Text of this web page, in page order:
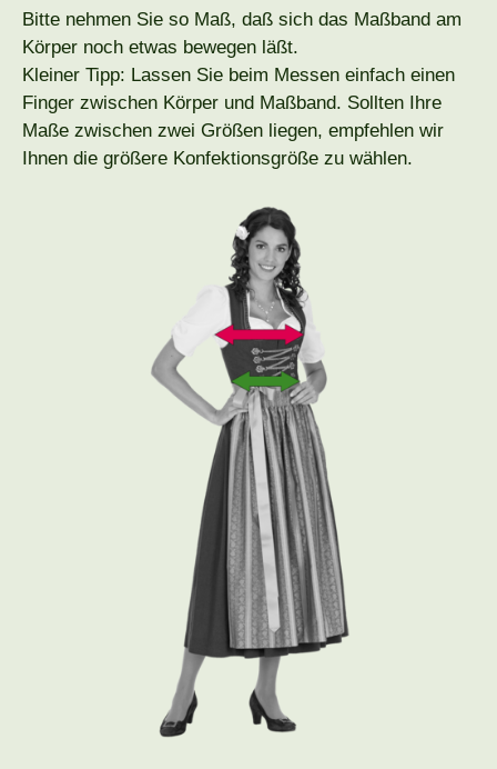
Bitte nehmen Sie so Maß, daß sich das Maßband am
Körper noch etwas bewegen läßt.
Kleiner Tipp: Lassen Sie beim Messen einfach einen
Finger zwischen Körper und Maßband. Sollten Ihre
Maße zwischen zwei Größen liegen, empfehlen wir
Ihnen die größere Konfektionsgröße zu wählen.